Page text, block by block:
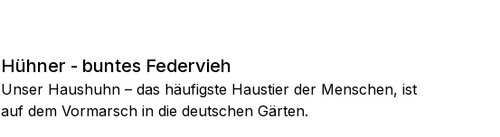
Hühner - buntes Federvieh
Unser Haushuhn – das häufigste Haustier der Menschen, ist
auf dem Vormarsch in die deutschen Gärten.